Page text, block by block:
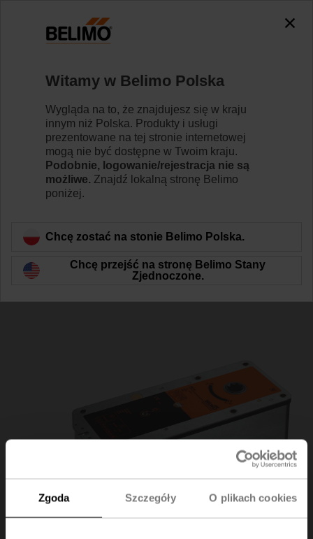
Zgoda Szczegóły O plikach cookies
accessing the absolute URL
"https://www.belimo.com/pl/pl_PL/~mgnlArea=outdated~".
https://www.belimo.com/pl/pl_PL/~mgnlArea=outdated~
Strona główna Siłowniki do przepustnic Siłowniki do
BE24
Wstecz do kategorii produktów
Witamy w Belimo Polska
Wygląda na to, że znajdujesz się w kraju
innym niż Polska. Produkty i usługi
prezentowane na tej stronie internetowej
mogą nie być dostępne w Twoim kraju.
Podobnie, logowanie/rejestracja nie są
możliwe. Znajdź lokalną stronę Belimo
poniżej.
Chcę zostać na stonie Belimo Polska.
Chcę przejść na stronę Belimo Stany
Zjednoczone.